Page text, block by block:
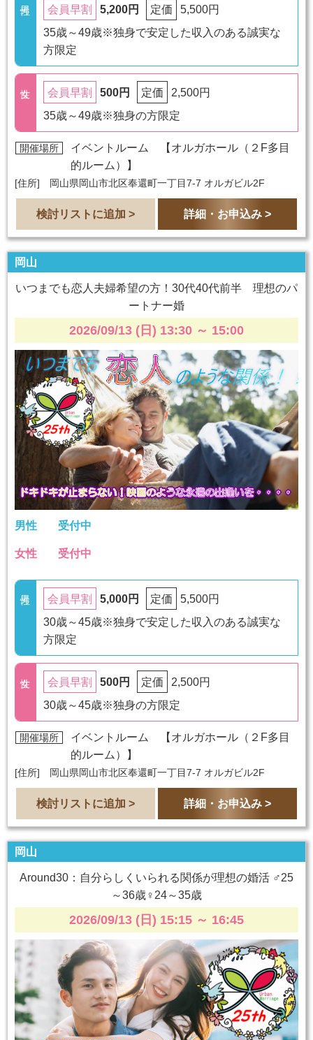
会員早割 5,200円 定価
5,500円
35歳～49歳※独身で安定した収入のある誠実な
方限定
会員早割 500円 定価
2,500円
35歳～49歳※独身の方限定
開催場所 イベントルーム 【 オルガホール（２F多目
的ルーム）
】
[住所] 岡山県岡山市北区奉還町一丁目7-7 オルガビル2F
検討リストに追加 > 詳細・お申込み >
岡山
いつまでも恋人夫婦希望の方！30代40代前半 理想のパ
ートナー婚
2026/09/13 (日) 13:30 ～ 15:00
男性 受付中
女性 受付中
会員早割 5,000円 定価
5,500円
30歳～45歳※独身で安定した収入のある誠実な
方限定
会員早割 500円 定価
2,500円
30歳～45歳※独身の方限定
開催場所 イベントルーム 【 オルガホール（２F多目
的ルーム）
】
[住所] 岡山県岡山市北区奉還町一丁目7-7 オルガビル2F
検討リストに追加 > 詳細・お申込み >
岡山
Around30：自分らしくいられる関係が理想の婚活 ♂25
～36歳♀24～35歳
2026/09/13 (日) 15:15 ～ 16:45